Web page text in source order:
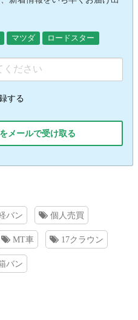
マツダ ロードスター
する
メールで受け取る
バン 個人売買
MT車 17クラウン
バン